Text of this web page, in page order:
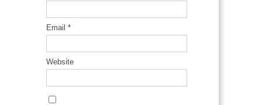
Email *
Website